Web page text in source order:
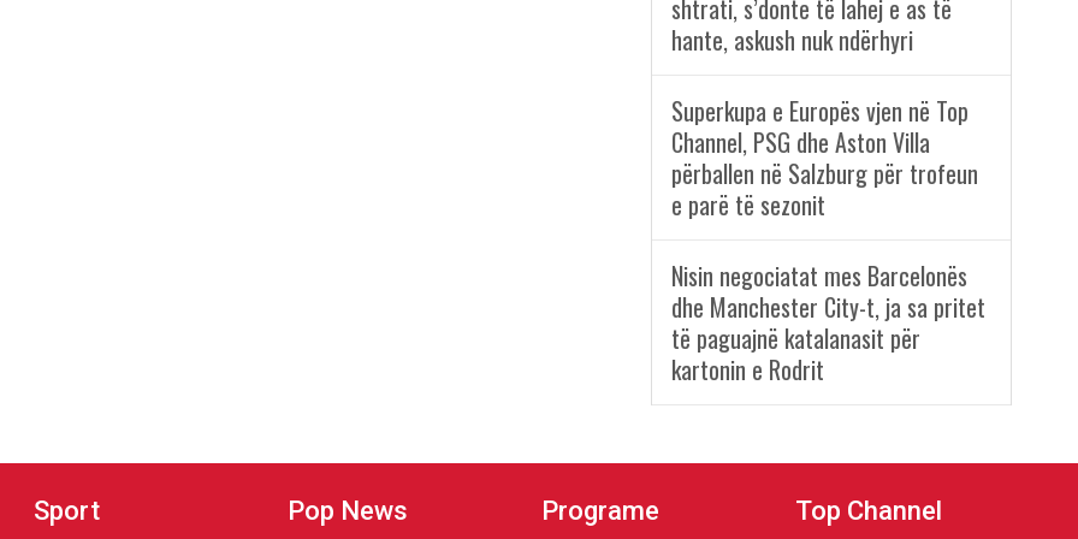
shtrati, s’donte të lahej e as të
hante, askush nuk ndërhyri
Superkupa e Europës vjen në Top
Channel, PSG dhe Aston Villa
përballen në Salzburg për trofeun
e parë të sezonit
Nisin negociatat mes Barcelonës
dhe Manchester City-t, ja sa pritet
të paguajnë katalanasit për
kartonin e Rodrit
Sport Pop News Programe Top Channel